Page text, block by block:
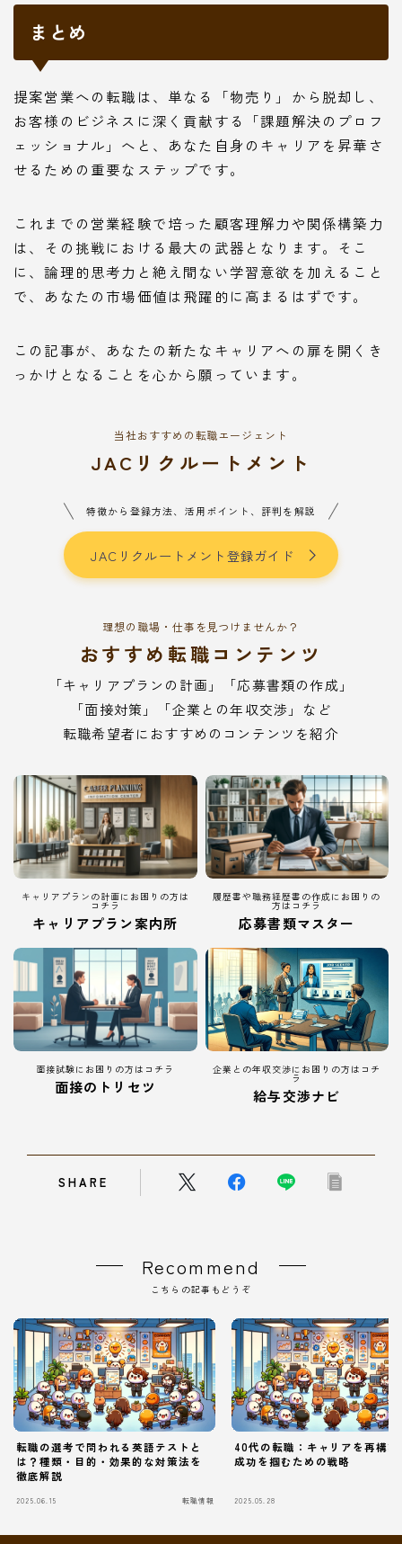
まとめ
提案営業への転職は、単なる「物売り」から脱却し、
お客様のビジネスに深く貢献する「課題解決のプロフ
ェッショナル」へと、あなた自身のキャリアを昇華さ
せるための重要なステップです。
これまでの営業経験で培った顧客理解力や関係構築力
は、その挑戦における最大の武器となります。そこ
に、論理的思考力と絶え間ない学習意欲を加えること
で、あなたの市場価値は飛躍的に高まるはずです。
この記事が、あなたの新たなキャリアへの扉を開くき
っかけとなることを心から願っています。
当社おすすめの転職エージェント
JACリクルートメント
特徴から登録方法、活用ポイント、評判を解説
JACリクルートメント登録ガイド
理想の職場・仕事を見つけませんか？
おすすめ転職コンテンツ
「キャリアプランの計画」「応募書類の作成」
「面接対策」「企業との年収交渉」など
転職希望者におすすめのコンテンツを紹介
キャリアプランの計画にお困りの方は
コチラ
キャリアプラン案内所
履歴書や職務経歴書の作成にお困りの
方はコチラ
応募書類マスター
面接試験にお困りの方はコチラ
面接のトリセツ
企業との年収交渉にお困りの方はコチ
ラ
給与交渉ナビ
SHARE
Recommend
こちらの記事もどうぞ
転職の選考で問われる英語テストと
は？種類・目的・効果的な対策法を
徹底解説
2025.06.15 転職情報
40代の転職：キャリアを再構築
成功を掴むための戦略
2025.05.28